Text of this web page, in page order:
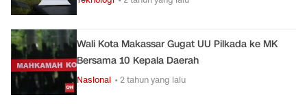
Wali Kota Makassar Gugat UU Pilkada ke MK
Bersama 10 Kepala Daerah
Nasional • 2 tahun yang lalu